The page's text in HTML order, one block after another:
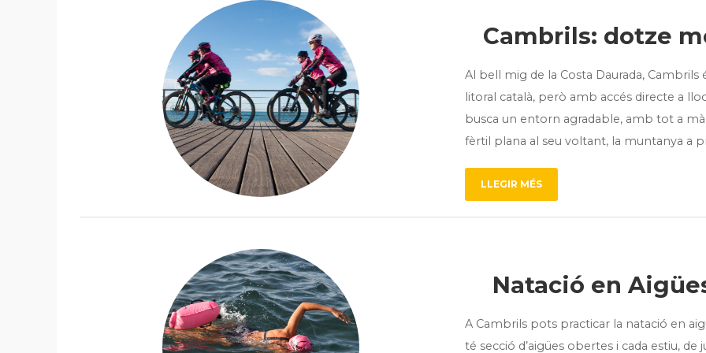
Cambrils: dotze
Al bell mig de la Costa Daurada,
litoral català, però amb accés directe a
busca un entorn agradable, amb tot a
fèrtil plana al seu voltant, la muntanya a
LLEGIR MÉS
Natació en
A Cambrils pots practicar la natació en
té secció d’aigües obertes i cada estiu,